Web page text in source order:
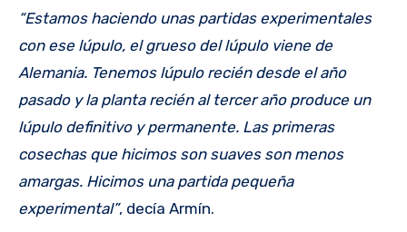
“Estamos haciendo unas partidas experimentales
con ese lúpulo, el grueso del lúpulo viene de
Alemania. Tenemos lúpulo recién desde el año
pasado y la planta recién al tercer año produce un
lúpulo definitivo y permanente. Las primeras
cosechas que hicimos son suaves son menos
amargas. Hicimos una partida pequeña
experimental”, decía Armín.